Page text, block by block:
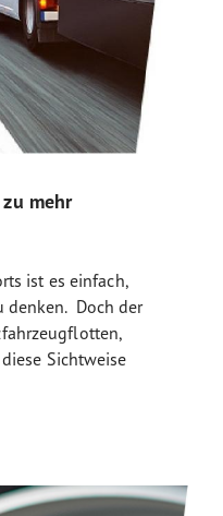
mehr
ist es einfach,
denken. Doch der
Sichtweise